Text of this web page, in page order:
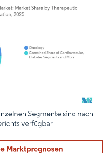
erfordert Namensnennung